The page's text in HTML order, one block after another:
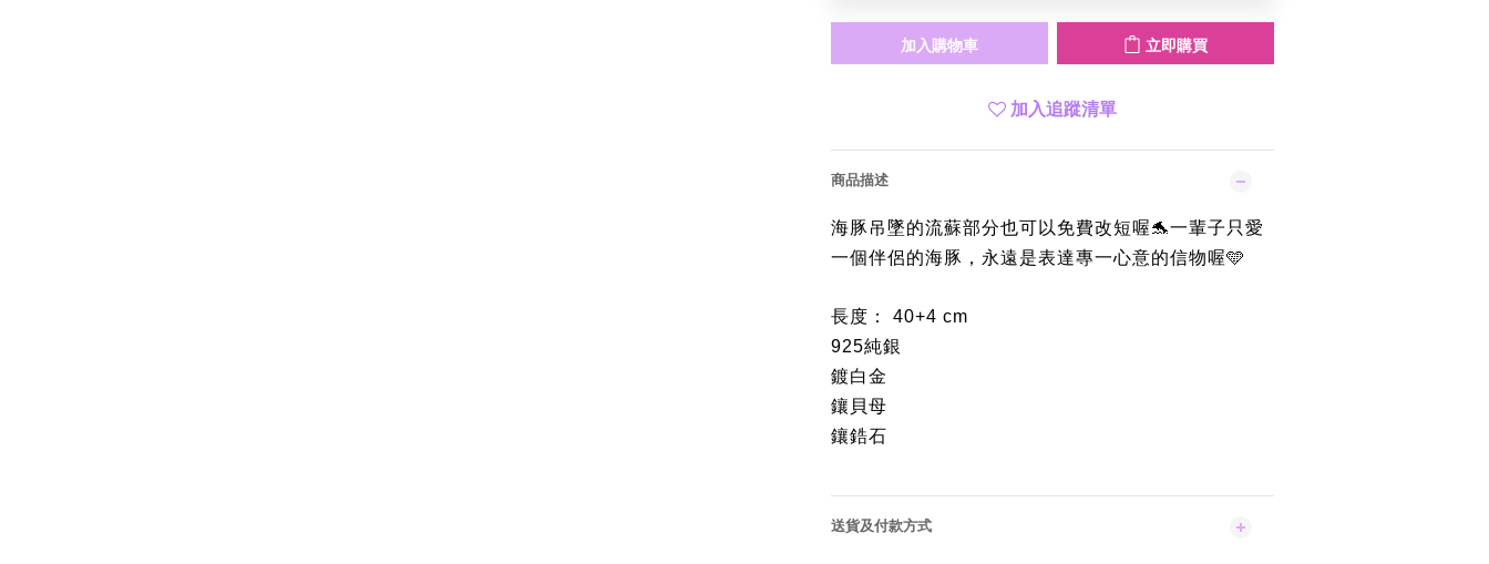
加入購物車 立即購買
加入追蹤清單
商品描述
海豚吊墜的流蘇部分也可以免費改短喔🐬一輩子只愛
一個伴侶的海豚，永遠是表達專一心意的信物喔🩵
長度： 40+4 cm
925純銀
鍍白金
鑲貝母
鑲鋯石
送貨及付款方式